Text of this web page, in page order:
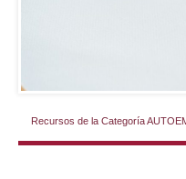
Recursos de la Categoría